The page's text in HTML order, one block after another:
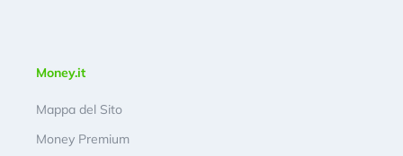
Money.it
Mappa del Sito
Money Premium